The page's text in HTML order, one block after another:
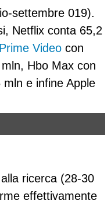
settembre 019).
Netflix conta 65,2
Prime Video con
Hbo Max con
e infine Apple
ricerca (28-30
effettivamente